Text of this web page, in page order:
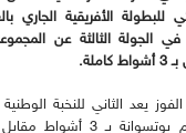
للبطولة الأفريقية الجاري
الجولة الثالثة عن
يعد الثاني للنخبة